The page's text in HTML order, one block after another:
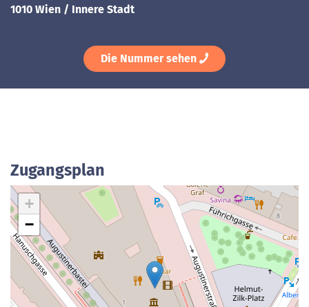
1010 Wien / Innere Stadt
Die Nummer sehen
Zugangsplan
+
−